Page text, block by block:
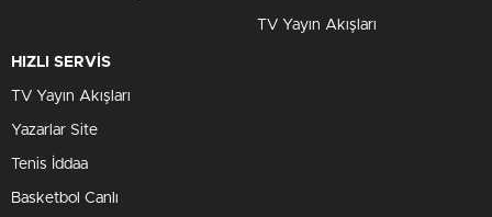
TV Yayın Akışları
HIZLI SERVİS
TV Yayın Akışları
Yazarlar Site
Tenis İddaa
Basketbol Canlı